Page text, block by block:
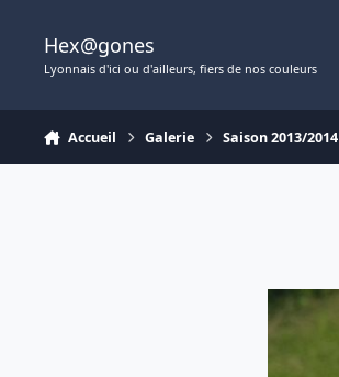
Hex@gones
Lyonnais d'ici ou d'ailleurs, fiers de nos couleurs
Accueil Galerie Saison 2013/2014